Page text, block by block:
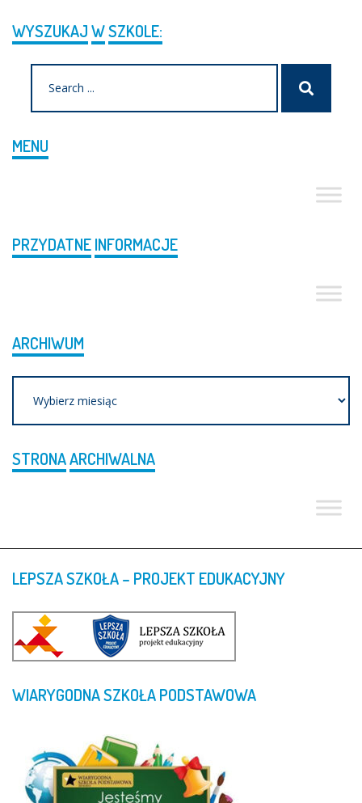
WYSZUKAJWSZKOLE:
Szukaj
MENU
PRZYDATNEINFORMACJE
ARCHIWUM
STRONAARCHIWALNA
LEPSZASZKOŁA– PROJEKT EDUKACYJNY
WIARYGODNASZKOŁAPODSTAWOWA